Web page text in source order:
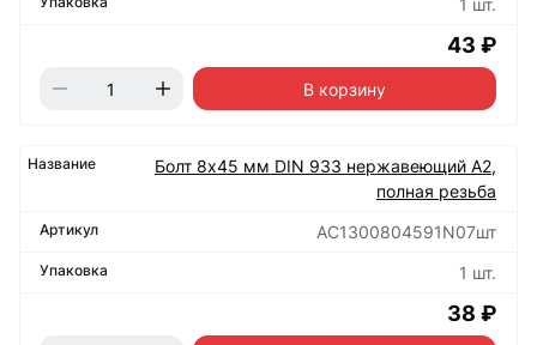
1 шт.
43 ₽
В корзину
Болт 8х45 мм DIN 933 нержавеющий А2,
полная резьба
АС1300804591N07шт
1 шт.
38 ₽